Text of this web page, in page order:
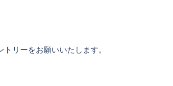
リーをお願いいたします。